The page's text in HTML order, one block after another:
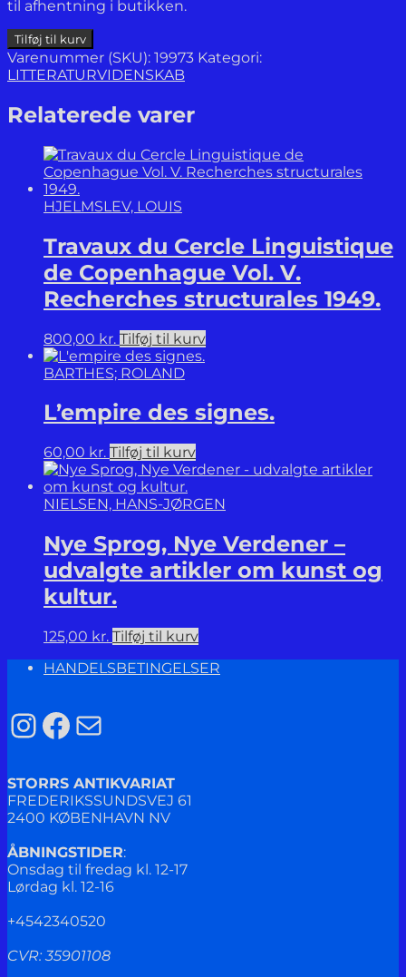
til afhentning i butikken.
Haandbog
i
Bibliotekskundskab.
medvirkning
af
række
Fagmænd.
Tredie
forøgede
Tilføj til kurv
Varenummer (SKU): 19973 Kategori:
LITTERATURVIDENSKAB
Relaterede varer
HJELMSLEV, LOUIS
Travaux du Cercle Linguistique
de Copenhague Vol. V.
Recherches structurales 1949.
800,00 kr. Tilføj til kurv
BARTHES; ROLAND
L’empire des signes.
60,00 kr. Tilføj til kurv
NIELSEN, HANS-JØRGEN
Nye Sprog, Nye Verdener –
udvalgte artikler om kunst og
kultur.
125,00 kr. Tilføj til kurv
HANDELSBETINGELSER
Instagram
Facebook
Mail
STORRS ANTIKVARIAT
FREDERIKSSUNDSVEJ 61
2400 KØBENHAVN NV
ÅBNINGSTIDER:
Onsdag til fredag kl. 12-17
Lørdag kl. 12-16
+4542340520
CVR: 35901108